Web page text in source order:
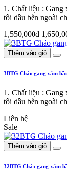
1. Chất liệu : Gang
tôi dầu bên ngoài
1,550,000đ
Thêm vào giỏ
3BTG Chảo gang xám
1. Chất liệu : Gang
tôi dầu bên ngoài
Liên hệ
Sale
Thêm vào giỏ
32BTG Chảo gang xám